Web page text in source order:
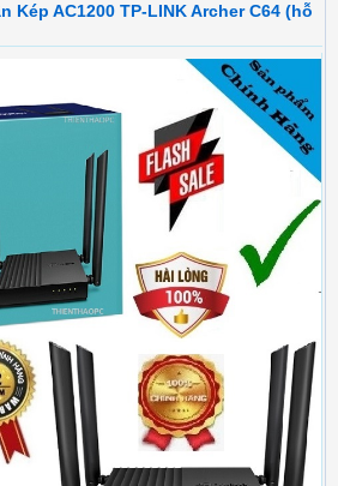
Kép AC1200 TP-LINK Archer C64 (hỗ